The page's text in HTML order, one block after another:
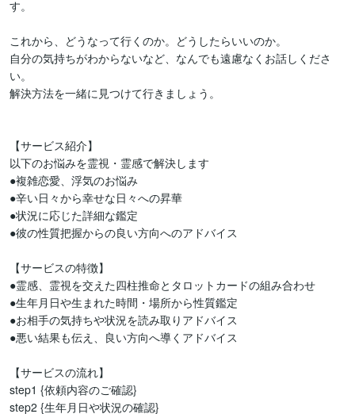
す。
これから、どうなって行くのか。どうしたらいいのか。
自分の気持ちがわからないなど、なんでも遠慮なくお話しくださ
い。
解決方法を一緒に見つけて行きましょう。
【サービス紹介】
以下のお悩みを霊視・霊感で解決します
●複雑恋愛、浮気のお悩み
●辛い日々から幸せな日々への昇華
●状況に応じた詳細な鑑定
●彼の性質把握からの良い方向へのアドバイス
【サービスの特徴】
●霊感、霊視を交えた四柱推命とタロットカードの組み合わせ
●生年月日や生まれた時間・場所から性質鑑定
●お相手の気持ちや状況を読み取りアドバイス
●悪い結果も伝え、良い方向へ導くアドバイス
【サービスの流れ】
step1 {依頼内容のご確認}
step2 {生年月日や状況の確認}